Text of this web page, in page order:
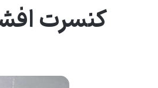
کنسرت